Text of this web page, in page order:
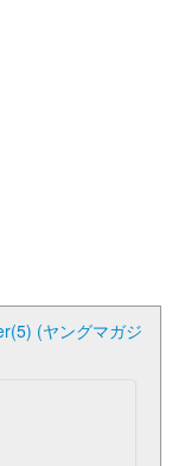
(ヤングマガジ